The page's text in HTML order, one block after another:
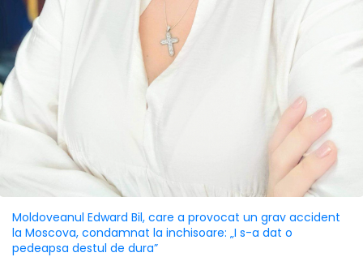
Moldoveanul Edward Bil, care a provocat un grav accident
la Moscova, condamnat la inchisoare: „I s-a dat o
pedeapsa destul de dura”